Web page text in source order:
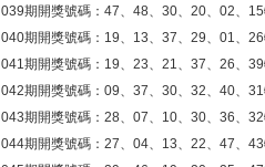
039期開獎號碼：47、48、30、20、02、
040期開獎號碼：19、13、37、29、01、
041期開獎號碼：19、23、21、37、26、
042期開獎號碼：09、37、30、32、40、
043期開獎號碼：28、07、10、30、36、
044期開獎號碼：27、04、13、22、47、